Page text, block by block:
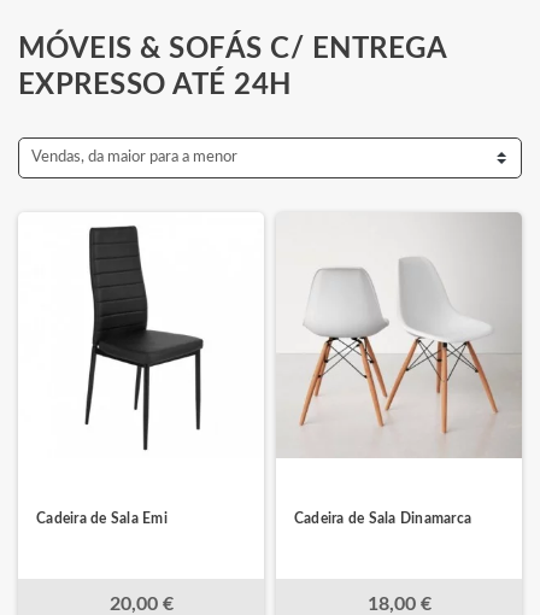
MÓVEIS & SOFÁS C/ ENTREGA
EXPRESSO ATÉ 24H
Vendas, da maior para a menor
Cadeira de Sala Emi
20,00 €
Cadeira de Sala Dinamarca
18,00 €